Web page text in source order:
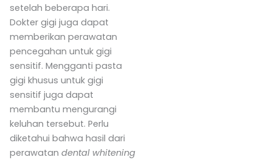
setelah beberapa hari.
Dokter gigi juga dapat
memberikan perawatan
pencegahan untuk gigi
sensitif. Mengganti pasta
gigi khusus untuk gigi
sensitif juga dapat
membantu mengurangi
keluhan tersebut. Perlu
diketahui bahwa hasil dari
perawatan dental whitening